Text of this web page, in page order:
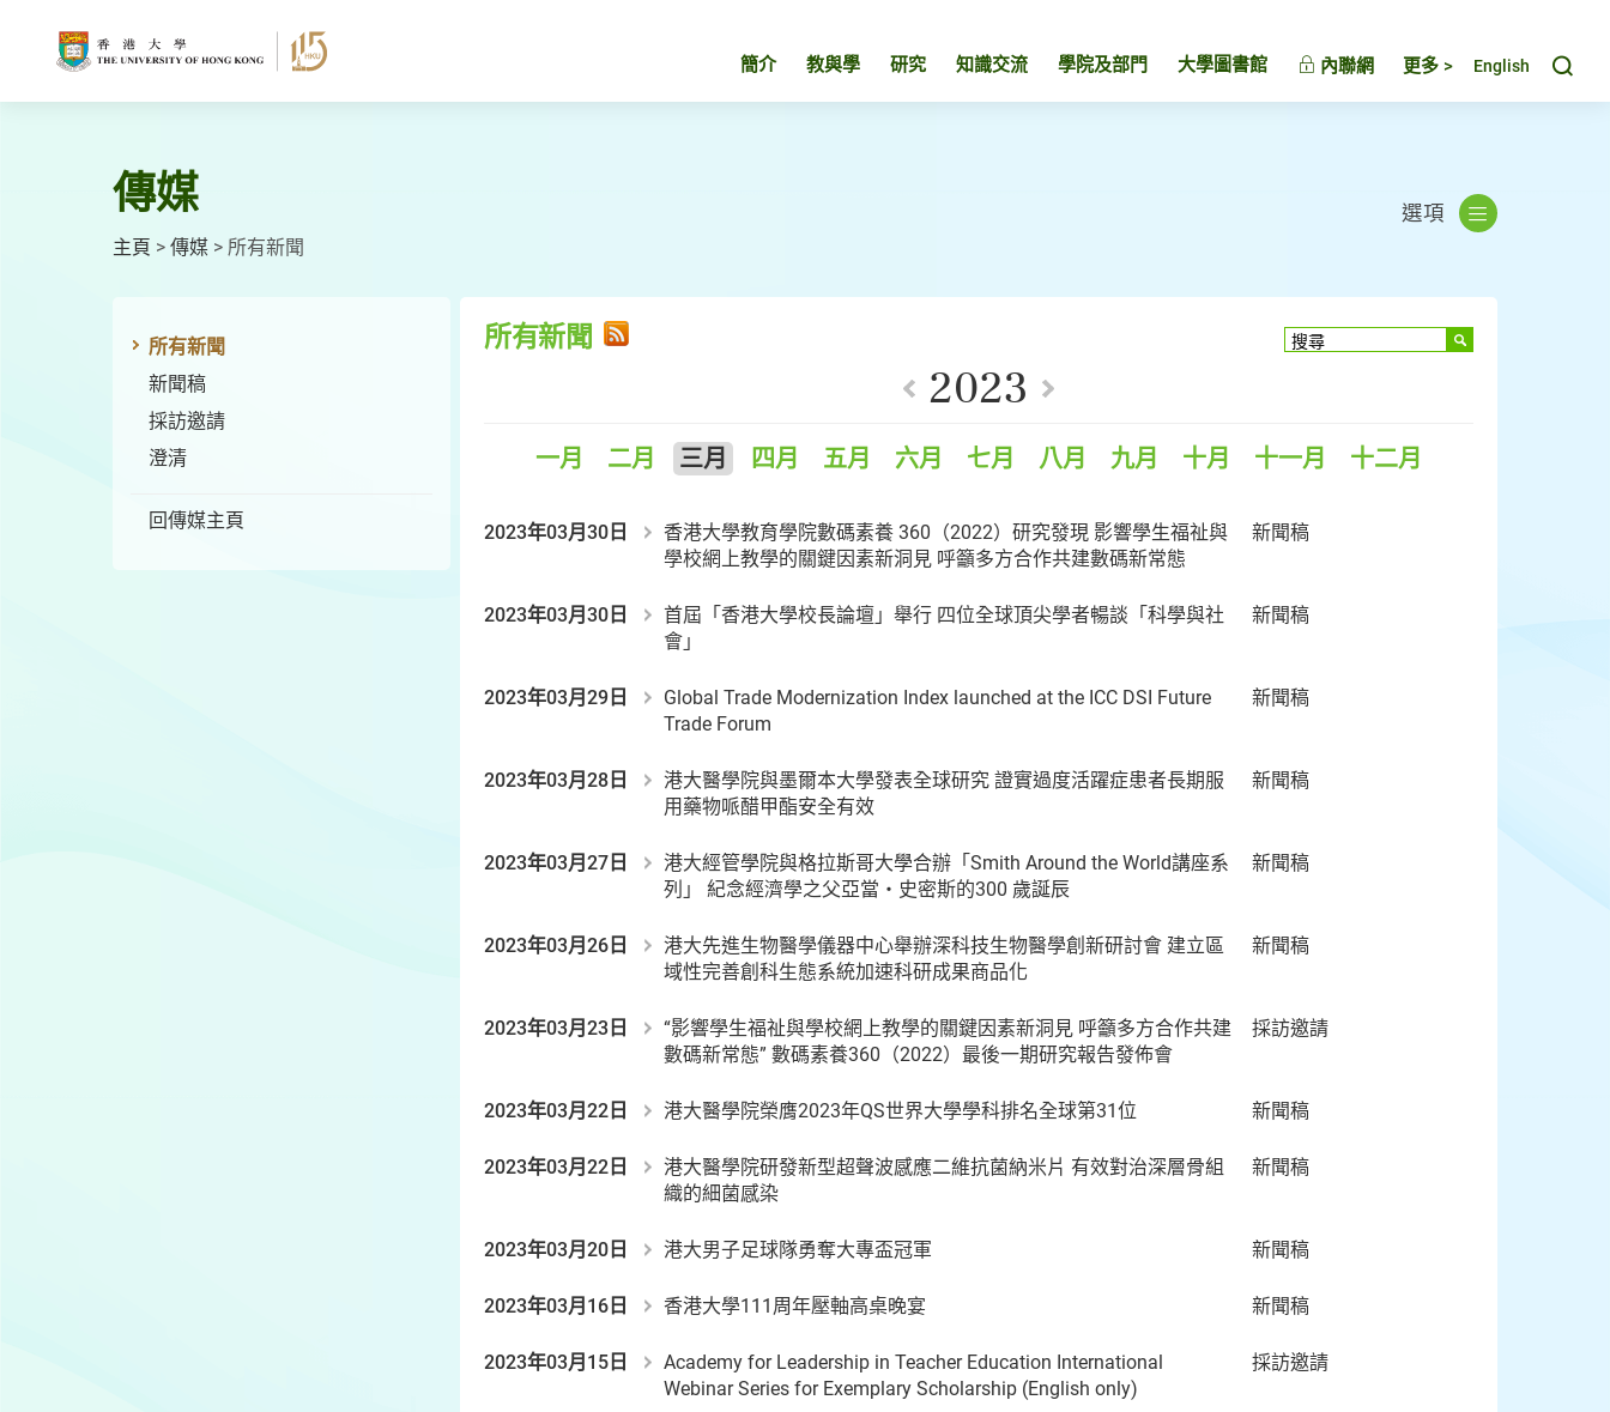
簡介 教與學 研究 知識交流 學院及部門 大學圖書館 內聯網 更多 > English
傳媒
主頁 > 傳媒 > 所有新聞
選項
所有新聞
新聞稿
採訪邀請
澄清
回傳媒主頁
所有新聞
2023
一月 二月 三月 四月 五月 六月 七月 八月 九月 十月 十一月 十二月
2023年03月30日
香港大學教育學院數碼素養 360（2022）研究發現 影響學生福祉與
學校網上教學的關鍵因素新洞見 呼籲多方合作共建數碼新常態
新聞稿
2023年03月30日
首屆「香港大學校長論壇」舉行 四位全球頂尖學者暢談「科學與社
會」
新聞稿
2023年03月29日
Global Trade Modernization Index launched at the ICC DSI Future
Trade Forum
新聞稿
2023年03月28日
港大醫學院與墨爾本大學發表全球研究 證實過度活躍症患者長期服
用藥物哌醋甲酯安全有效
新聞稿
2023年03月27日
港大經管學院與格拉斯哥大學合辦「Smith Around the World講座系
列」 紀念經濟學之父亞當・史密斯的300 歲誕辰
新聞稿
2023年03月26日
港大先進生物醫學儀器中心舉辦深科技生物醫學創新研討會 建立區
域性完善創科生態系統加速科研成果商品化
新聞稿
2023年03月23日
“影響學生福祉與學校網上教學的關鍵因素新洞見 呼籲多方合作共建
數碼新常態” 數碼素養360（2022）最後一期研究報告發佈會
採訪邀請
2023年03月22日 港大醫學院榮膺2023年QS世界大學學科排名全球第31位 新聞稿
2023年03月22日
港大醫學院研發新型超聲波感應二維抗菌納米片 有效對治深層骨組
織的細菌感染
新聞稿
2023年03月20日 港大男子足球隊勇奪大專盃冠軍 新聞稿
2023年03月16日 香港大學111周年壓軸高桌晚宴 新聞稿
2023年03月15日
Academy for Leadership in Teacher Education International
Webinar Series for Exemplary Scholarship (English only)
採訪邀請